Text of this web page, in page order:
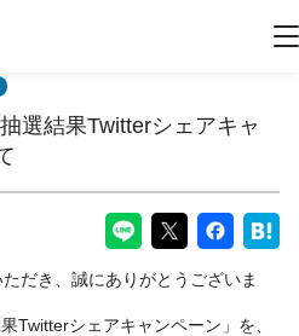
選結果Twitterシェアキャ
だき、誠にありがとうございま
Twitterシェアキャンペーン」を、